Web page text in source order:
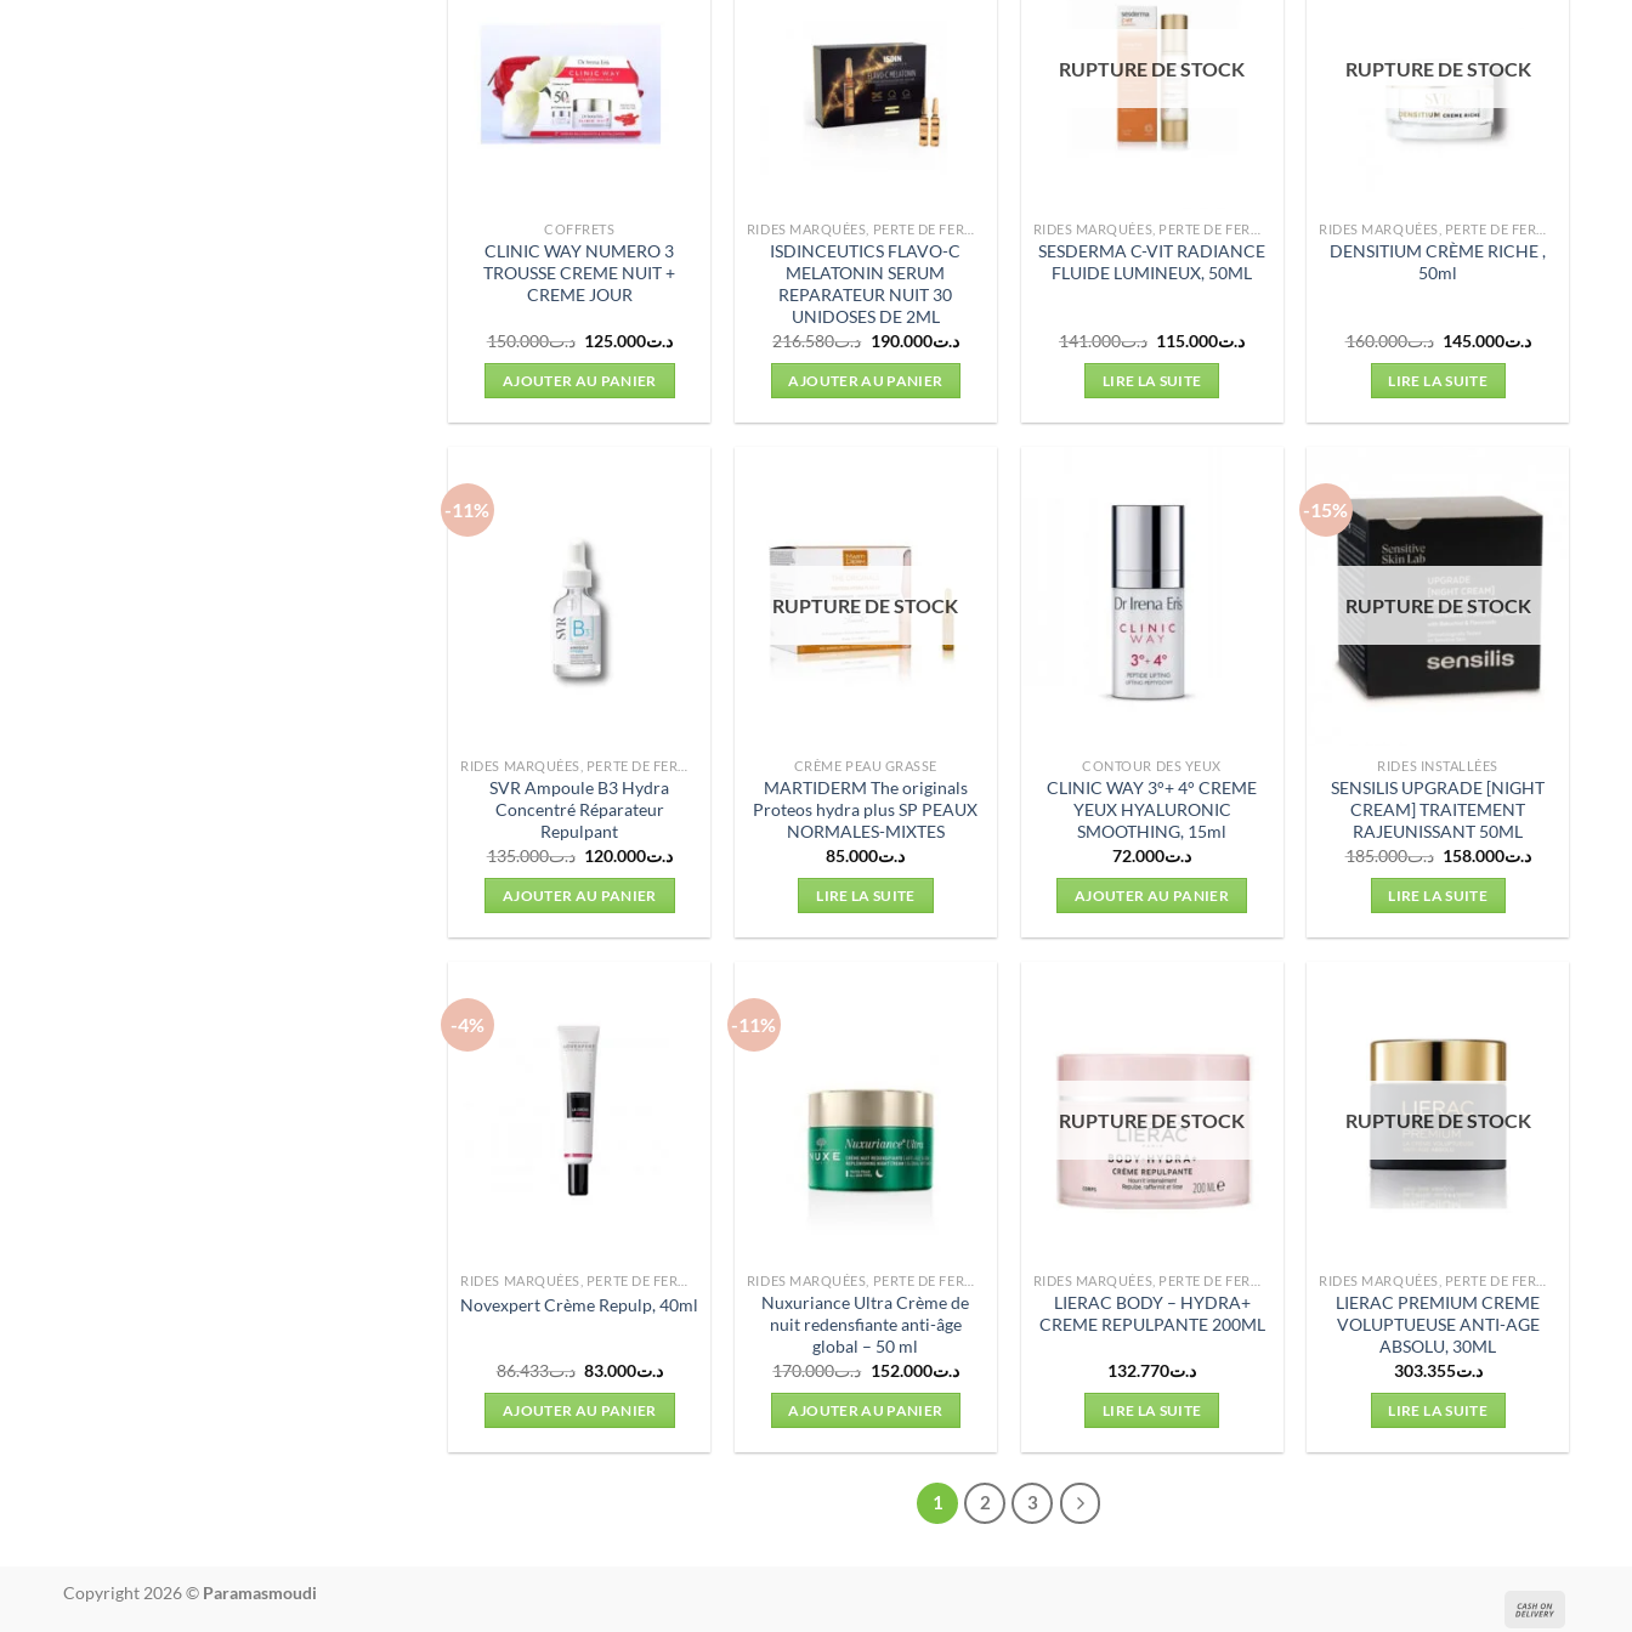
COFFRETS
CLINIC WAY NUMERO 3
TROUSSE CREME NUIT +
CREME JOUR
د.ت150.000
Le
initial
était :
د.ت125.000
Le
AJOUTER AU PANIER
ISDINCEUTICS FLAVO-C
MELATONIN SERUM
REPARATEUR NUIT 30
UNIDOSES DE 2ML
د.ت216.580
Le
initial
était :
د.ت190.000
Le
AJOUTER AU PANIER
RUPTURE DE STOCK
SESDERMA C-VIT RADIANCE
FLUIDE LUMINEUX, 50ML
د.ت141.000
Le
initial
était :
د.ت115.000
Le
LIRE LA SUITE
RUPTURE DE STOCK
DENSITIUM CRÈME RICHE ,
50ml
د.ت160.000
Le
initial
était :
د.ت145.000
Le
LIRE LA SUITE
-11%
SVR Ampoule B3 Hydra
Concentré Réparateur
Repulpant
د.ت135.000
Le
initial
était :
د.ت120.000
Le
AJOUTER AU PANIER
RUPTURE DE STOCK
CRÈME PEAU GRASSE
MARTIDERM The originals
Proteos hydra plus SP PEAUX
NORMALES-MIXTES
د.ت85.000
LIRE LA SUITE
CONTOUR DES YEUX
CLINIC WAY 3°+ 4° CREME
YEUX HYALURONIC
SMOOTHING, 15ml
د.ت72.000
AJOUTER AU PANIER
-15%
RUPTURE DE STOCK
RIDES INSTALLÉES
SENSILIS UPGRADE [NIGHT
CREAM] TRAITEMENT
RAJEUNISSANT 50ML
د.ت185.000
Le
initial
était :
د.ت158.000
Le
LIRE LA SUITE
-4%
Novexpert Crème Repulp, 40ml
د.ت86.433
Le
initial
était :
د.ت83.000
Le
AJOUTER AU PANIER
-11%
Nuxuriance Ultra Crème de
nuit redensfiante anti-âge
global – 50 ml
د.ت170.000
Le
initial
était :
د.ت152.000
Le
AJOUTER AU PANIER
RUPTURE DE STOCK
LIERAC BODY – HYDRA+
CREME REPULPANTE 200ML
د.ت132.770
LIRE LA SUITE
RUPTURE DE STOCK
LIERAC PREMIUM CREME
VOLUPTUEUSE ANTI-AGE
ABSOLU, 30ML
د.ت303.355
LIRE LA SUITE
1 2 3
Copyright 2026 © Paramasmoudi